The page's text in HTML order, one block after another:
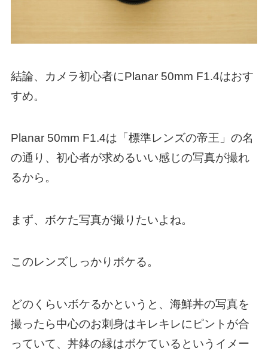
結論、カメラ初心者にPlanar 50mm F1.4はおす
すめ。
Planar 50mm F1.4は「標準レンズの帝王」の名
の通り、初心者が求めるいい感じの写真が撮れ
るから。
まず、ボケた写真が撮りたいよね。
このレンズしっかりボケる。
どのくらいボケるかというと、海鮮丼の写真を
撮ったら中心のお刺身はキレキレにピントが合
っていて、丼鉢の縁はボケているというイメー